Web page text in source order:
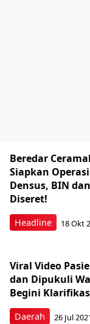
Headline
Beredar
Siapkan
Densus, BIN
Diseret!
18 Okt
Daerah
Viral Video
dan Dipukuli
Begini
26 Jul